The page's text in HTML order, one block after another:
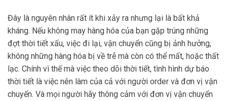
Đây là nguyên nhân rất ít khi xảy ra nhưng lại là bất khả
kháng. Nếu không may hàng hóa của bạn gặp trúng những
đợt thời tiết xấu, việc đi lại, vận chuyển cũng bị ảnh hưởng,
không những hàng hóa bị về trễ mà còn có thể mất, hoặc thất
lạc. Chính vì thế mà việc theo dõi thời tiết, tình hình dự báo
thời tiết là việc nên làm của cả với người order và đơn vị vận
chuyển. Và mọi người hãy thông cảm với đơn vị vận chuyển